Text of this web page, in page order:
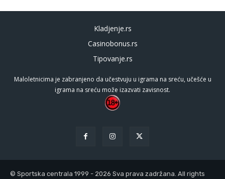
Kladjenje.rs
Casinobonus.rs
Tipovanje.rs
Maloletnicima je zabranjeno da učestvuju u igrama na sreću, učešće u
igrama na sreću može izazvati zavisnost.
© Sportska centrala 1999 - 2026 Sva prava zadržana. All rights